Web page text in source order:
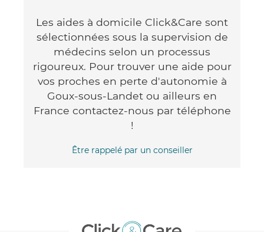
Les aides à domicile Click&Care sont
sélectionnées sous la supervision de
médecins selon un processus
rigoureux. Pour trouver une aide pour
vos proches en perte d'autonomie à
Goux-sous-Landet ou ailleurs en
France contactez-nous par téléphone
!
Être rappelé par un conseiller